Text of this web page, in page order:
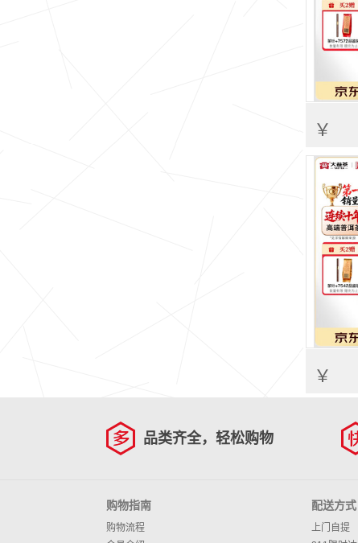
￥
￥
品类齐全，轻松购物
购物指南
购物流程
配送方式
上门自提